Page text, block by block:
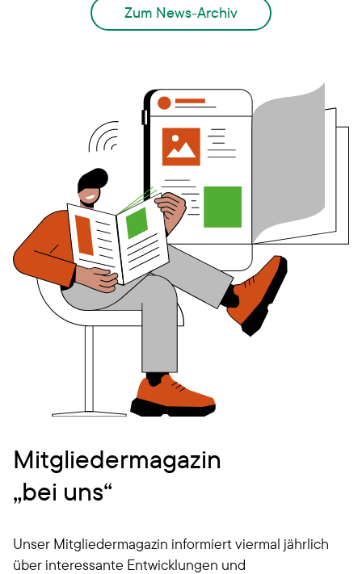
Zum News-Archiv
Mitgliedermagazin
„bei uns“
Unser Mitgliedermagazin informiert viermal jährlich
über interessante Entwicklungen und